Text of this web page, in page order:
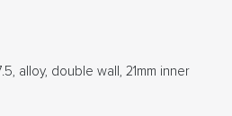
alloy, double wall, 21mm inner